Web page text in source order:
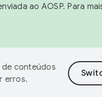
ao AOSP. Para
conteúdos
erros.